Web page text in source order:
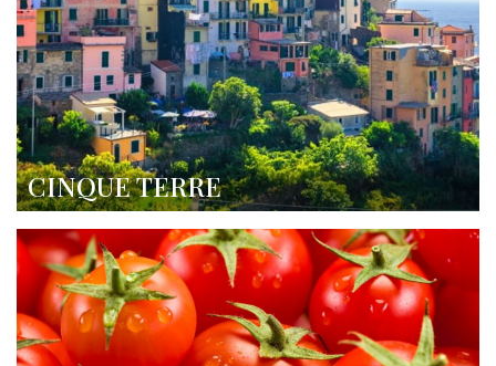
CINQUE TERRE